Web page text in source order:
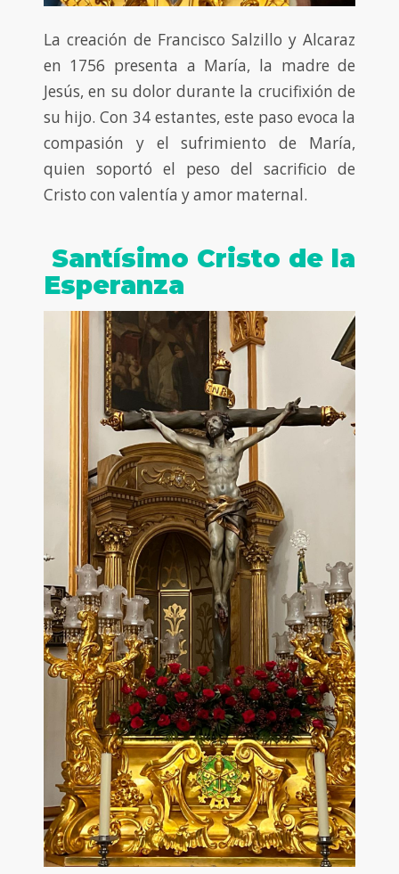
La creación de Francisco Salzillo y Alcaraz
en 1756 presenta a María, la madre de
Jesús, en su dolor durante la crucifixión de
su hijo. Con 34 estantes, este paso evoca la
compasión y el sufrimiento de María,
quien soportó el peso del sacrificio de
Cristo con valentía y amor maternal.
Santísimo Cristo de la
Esperanza